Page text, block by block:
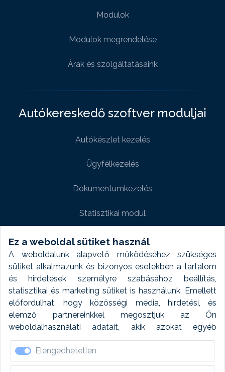
Ez a weboldal sütiket használ
A weboldalunk alapvető működéséhez szükséges
sütiket alkalmazunk és bizonyos esetekben a tartalom
és hirdetések személyre szabásához beállítás,
statisztikai és marketing sütiket is használunk. Emellett
előfordulhat, hogy közösségi média, hirdetési, és
elemző partnereinkkel megosztjuk az Ön
weboldalhasználati adatait, akik azokat egyéb
forrásokból gyűjtött adatokkal kombinálhatják. A sütik
elfogadásával kapcsolatosan naplózást végzünk és
ezen adatokat 6 hónap után automatikusan töröljük. A
Elengedhetetlen
Modulok
Modulok megrendelése
Árak és szolgáltatásaink
Autókereskedő szoftver moduljai
Autókészlet kezelés
Ügyfélkezelés
Dokumentumkezelés
Statisztikai modul
Weboldal modul
Fényképtár extra modul
Autómosó modul
Feladatütemezés